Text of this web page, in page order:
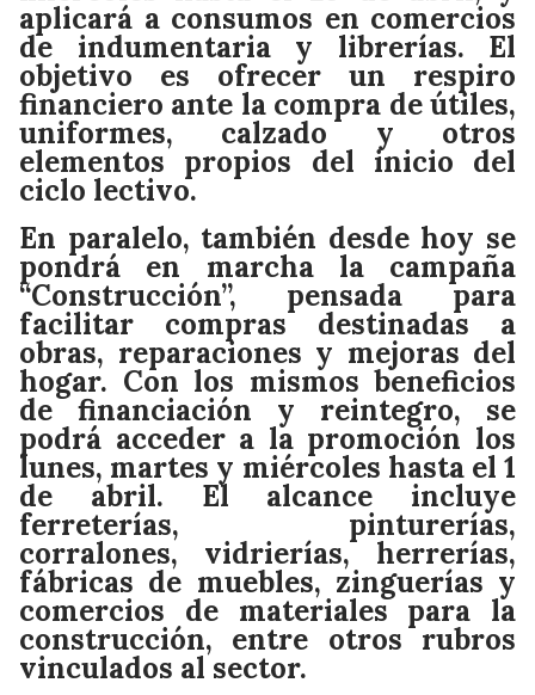
aplicará a consumos en comercios
de indumentaria y librerías. El
objetivo es ofrecer un respiro
financiero ante la compra de útiles,
uniformes, calzado y otros
elementos propios del inicio del
ciclo lectivo.
En paralelo, también desde hoy se
pondrá en marcha la campaña
“Construcción”, pensada para
facilitar compras destinadas a
obras, reparaciones y mejoras del
hogar. Con los mismos beneficios
de financiación y reintegro, se
podrá acceder a la promoción los
lunes, martes y miércoles hasta el 1
de abril. El alcance incluye
ferreterías, pinturerías,
corralones, vidrierías, herrerías,
fábricas de muebles, zinguerías y
comercios de materiales para la
construcción, entre otros rubros
vinculados al sector.